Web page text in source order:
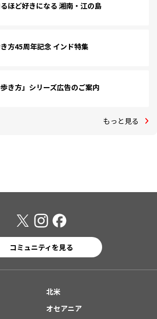
ほど好きになる 湘南・江の島
方45周年記念 インド特集
歩き方」シリーズ広告のご案内
もっと見る
コミュニティを見る
北米
オセアニア